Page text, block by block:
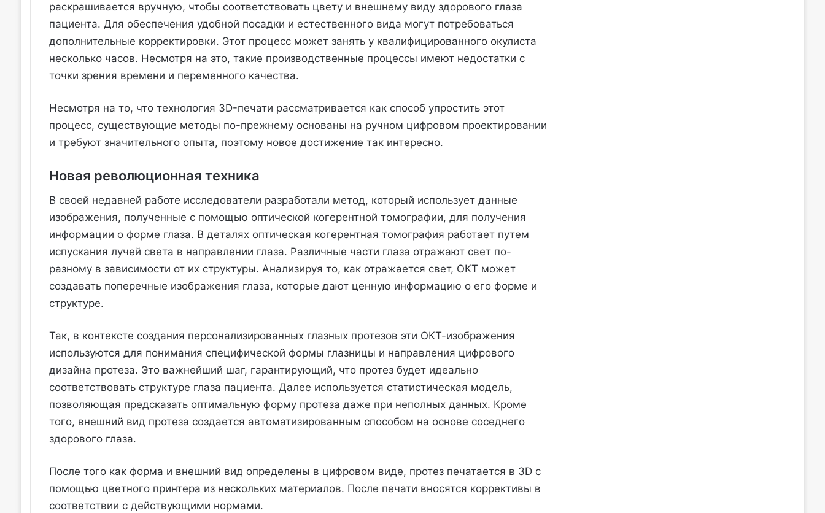
раскрашивается вручную, чтобы соответствовать цвету и внешнему виду здорового глаза
пациента. Для обеспечения удобной посадки и естественного вида могут потребоваться
дополнительные корректировки. Этот процесс может занять у квалифицированного окулиста
несколько часов. Несмотря на это, такие производственные процессы имеют недостатки с
точки зрения времени и переменного качества.
Несмотря на то, что технология 3D-печати рассматривается как способ упростить этот
процесс, существующие методы по-прежнему основаны на ручном цифровом проектировании
и требуют значительного опыта, поэтому новое достижение так интересно.
Новая революционная техника
В своей недавней работе исследователи разработали метод, который использует данные
изображения, полученные с помощью оптической когерентной томографии, для получения
информации о форме глаза. В деталях оптическая когерентная томография работает путем
испускания лучей света в направлении глаза. Различные части глаза отражают свет по-
разному в зависимости от их структуры. Анализируя то, как отражается свет, ОКТ может
создавать поперечные изображения глаза, которые дают ценную информацию о его форме и
структуре.
Так, в контексте создания персонализированных глазных протезов эти ОКТ-изображения
используются для понимания специфической формы глазницы и направления цифрового
дизайна протеза. Это важнейший шаг, гарантирующий, что протез будет идеально
соответствовать структуре глаза пациента. Далее используется статистическая модель,
позволяющая предсказать оптимальную форму протеза даже при неполных данных. Кроме
того, внешний вид протеза создается автоматизированным способом на основе соседнего
здорового глаза.
После того как форма и внешний вид определены в цифровом виде, протез печатается в 3D с
помощью цветного принтера из нескольких материалов. После печати вносятся коррективы в
соответствии с действующими нормами.